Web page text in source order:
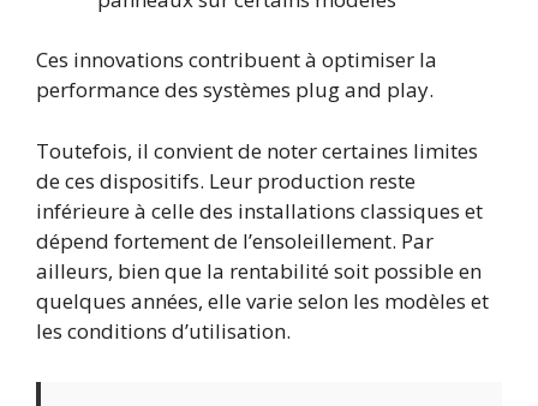
Ces innovations contribuent à optimiser la
performance des systèmes plug and play.
Toutefois, il convient de noter certaines limites
de ces dispositifs. Leur production reste
inférieure à celle des installations classiques et
dépend fortement de l’ensoleillement. Par
ailleurs, bien que la rentabilité soit possible en
quelques années, elle varie selon les modèles et
les conditions d’utilisation.